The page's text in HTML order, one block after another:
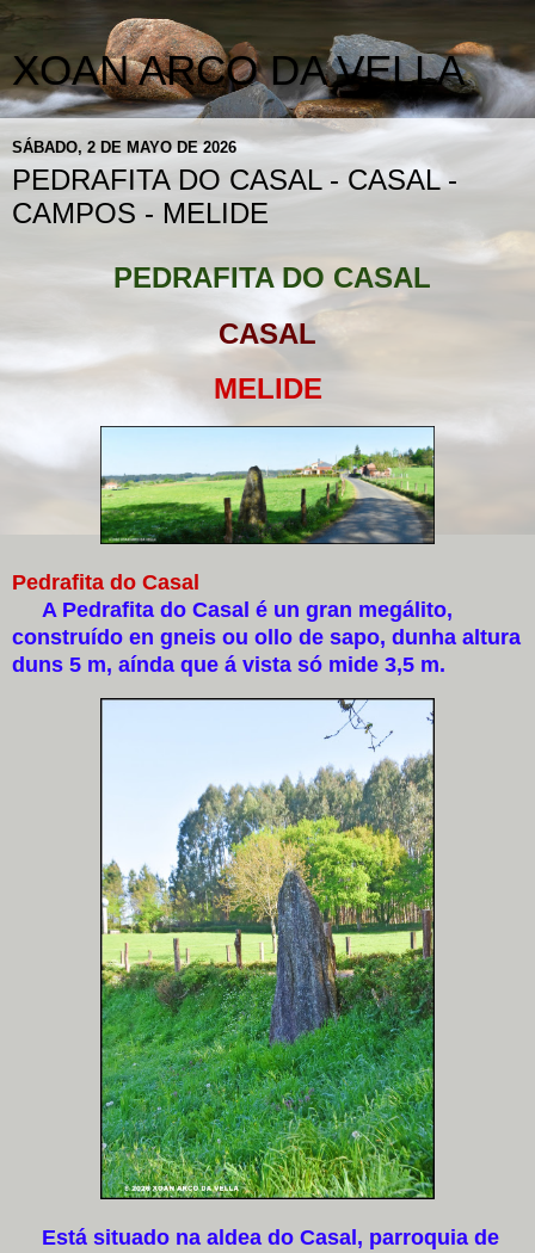
XOAN ARCO DA VELLA
SÁBADO, 2 DE MAYO DE 2026
PEDRAFITA DO CASAL - CASAL -
CAMPOS - MELIDE
PEDRAFITA DO CASAL
CASAL
MELIDE
Pedrafita do Casal
A Pedrafita do Casal é un gran megálito,
construído en gneis ou ollo de sapo, dunha altura
duns 5 m, aínda que á vista só mide 3,5 m.
Está situado na aldea do Casal, parroquia de